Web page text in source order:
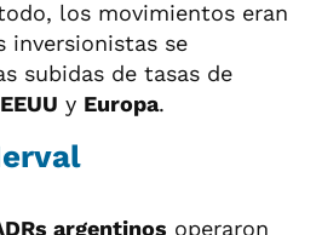
los movimientos eran
inversionistas se
subidas de tasas de
EEUU y Europa.
argentinos operaron